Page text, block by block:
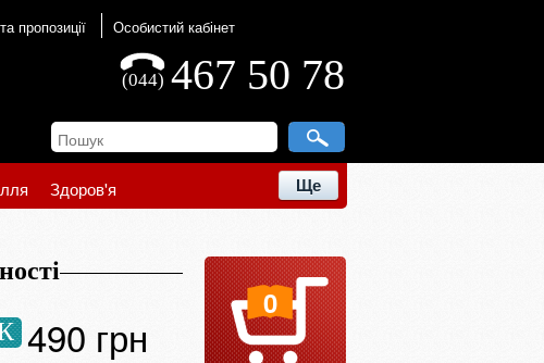
пропозиції Особистий кабінет
467 50 78
(044)
Здоров'я Ще
490 грн
0